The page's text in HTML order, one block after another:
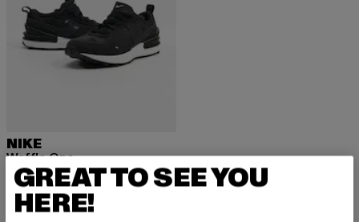
NIKE
Waffle One
ab32,85 EUR
Derzeitiger Preis: ab 32,85 EUR
69,90 EURAktionspreis: 69,90 EUR
GREAT TO SEE YOU
HERE!